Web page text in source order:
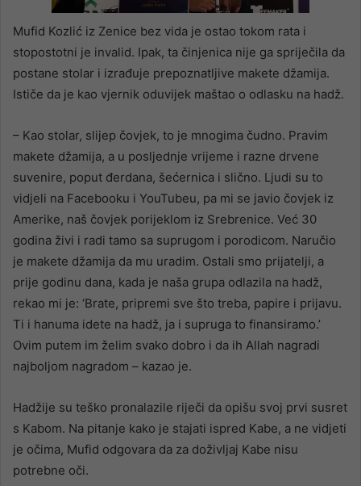
Mufid Kozlić iz Zenice bez vida je ostao tokom rata i
stopostotni je invalid. Ipak, ta činjenica nije ga spriječila da
postane stolar i izrađuje prepoznatljive makete džamija.
Ističe da je kao vjernik oduvijek maštao o odlasku na hadž.
– Kao stolar, slijep čovjek, to je mnogima čudno. Pravim
makete džamija, a u posljednje vrijeme i razne drvene
suvenire, poput đerdana, šećernica i slično. Ljudi su to
vidjeli na Facebooku i YouTubeu, pa mi se javio čovjek iz
Amerike, naš čovjek porijeklom iz Srebrenice. Već 30
godina živi i radi tamo sa suprugom i porodicom. Naručio
je makete džamija da mu uradim. Ostali smo prijatelji, a
prije godinu dana, kada je naša grupa odlazila na hadž,
rekao mi je: ‘Brate, pripremi sve što treba, papire i prijavu.
Ti i hanuma idete na hadž, ja i supruga to finansiramo.’
Ovim putem im želim svako dobro i da ih Allah nagradi
najboljom nagradom – kazao je.
Hadžije su teško pronalazile riječi da opišu svoj prvi susret
s Kabom. Na pitanje kako je stajati ispred Kabe, a ne vidjeti
je očima, Mufid odgovara da za doživljaj Kabe nisu
potrebne oči.